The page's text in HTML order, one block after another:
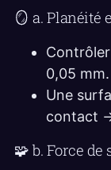
🪞 a. Planéité
0,05 mm.
Une
contact
🧩 b. Force